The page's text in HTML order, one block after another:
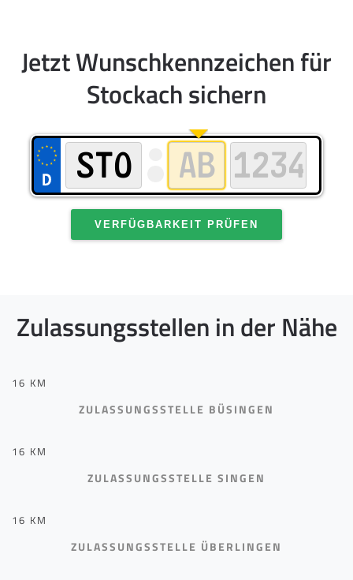
Jetzt Wunschkennzeichen für
Stockach sichern
VERFÜGBARKEIT PRÜFEN
Zulassungsstellen in der Nähe
16 KM
ZULASSUNGSSTELLE BÜSINGEN
16 KM
ZULASSUNGSSTELLE SINGEN
16 KM
ZULASSUNGSSTELLE ÜBERLINGEN